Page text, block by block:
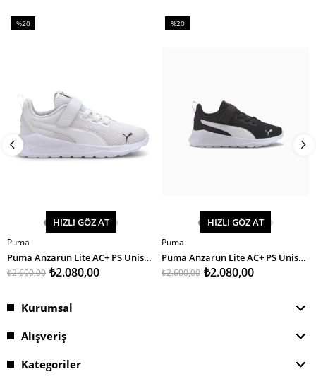
SEPETE EKLE
%20
HIZLI GÖZ AT
Puma
Puma Anzarun Lite AC+ PS Unisex Çocuk Spor Ayakkabı
₺2.080,00
₺2.600,00
SEPETE EKLE
%20
HIZLI GÖZ AT
Puma
Puma Anzarun Lite AC+ PS Unisex Çocuk Spor Ayakkabı
₺2.080,00
₺2.600,00
Kurumsal
Alışveriş
Kategoriler